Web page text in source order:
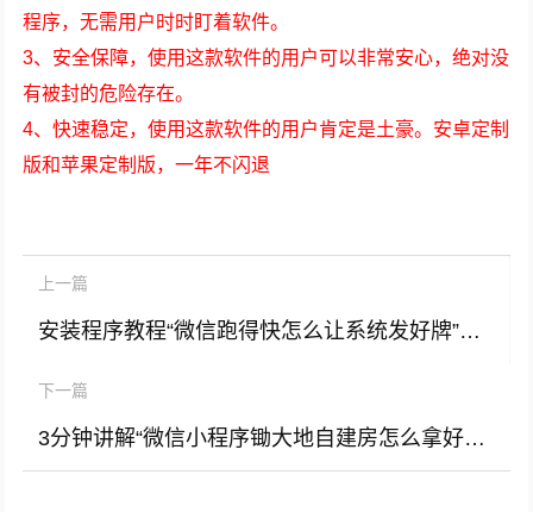
程序，无需用户时时盯着软件。
3、安全保障，使用这款软件的用户可以非常安心，绝对没
有被封的危险存在。
4、快速稳定，使用这款软件的用户肯定是土豪。安卓定制
版和苹果定制版，一年不闪退
上一篇
安装程序教程“微信跑得快怎么让系统发好牌”（辅牌器插件购买)
下一篇
3分钟讲解“微信小程序锄大地自建房怎么拿好牌”（神器最新免费)